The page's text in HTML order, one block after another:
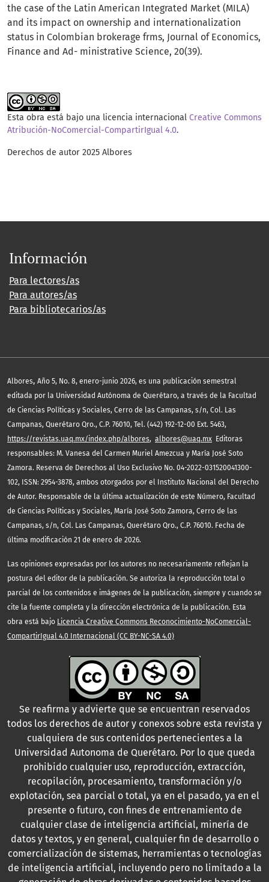
the case of the Latin American Integrated Market (MILA)
and its impact on ownership and internationalization
status in Colombian brokerage frms, Journal of Economics,
Finance and Ad- ministrative Science, 20(39).
Esta obra está bajo una licencia internacional Creative Commons
Atribución-NoComercial-CompartirIgual 4.0.
Derechos de autor 2025 Albores
Información
Para lectores/as
Para autores/as
Para bibliotecarios/as
Albores, Año 5, No. 8, enero-junio 2026, es una publicación semestral
editada por la Universidad Autónoma de Querétaro, a través de la Facultad
de Ciencias Políticas y Sociales, Cerro de las Campanas, s/n, Col. Las
Campanas, Querétaro Qro., C.P. 76010, Tel. (442) 192-12-00 Ext. 5463,
https://revistas.uaq.mx/index.php/albores, albores@uaq.mx Editoras
responsables: M. Vanesa del Carmen Muriel Amezcua y María José Soto
Zamora. Reserva de Derechos al Uso Exclusivo No. 04-2022-031520041300-
102, ISSN: 2954-3878, ambos otorgados por el Instituto Nacional del Derecho
de Autor. Responsable de la última actualización de este Número, Facultad
de Ciencias Políticas y Sociales, María José Soto Zamora, Cerro de las
Campanas, s/n, Col. Las Campanas, Querétaro Qro., C.P. 76010. Fecha de
última modificación 21 de enero de 2026.
Las opiniones expresadas por los autores no necesariamente reflejan la
postura del editor de la publicación. Se autoriza la reproducción total o
parcial de los contenidos e imágenes de la publicación, siempre y cuando se
cite la fuente completa y la dirección electrónica de la publicación. Esta
obra está bajo Licencia Creative Commons Reconocimiento-NoComercial-
CompartirIgual 4.0 Internacional (CC BY-NC-SA 4.0)
Se reafirma y advierte que se encuentran reservados
todos los derechos de autor y conexos sobre esta revista y
cualquiera de sus contenidos pertenecientes a la
Universidad Autonoma de Querétaro. Por lo que queda
prohibido cualquier uso, reproducción, extracción,
recopilación, procesamiento, transformación y/o
explotación, sea parcial o total, ya en el pasado, ya en el
presente o futuro, con fines de entrenamiento de
cualquier clase de inteligencia artificial, minería de
datos y textos, y en general, cualquier fin de desarrollo o
comercialización de sistemas, herramientas o tecnologías
de inteligencia artificial, incluyendo pero no limitado a la